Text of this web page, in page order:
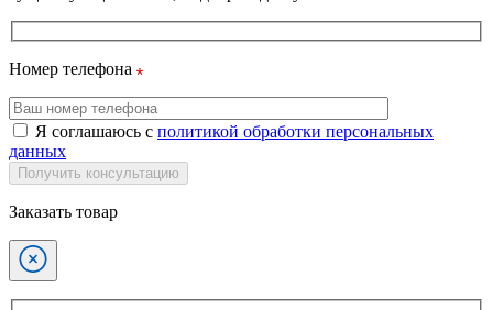
Номер телефона
Я соглашаюсь с политикой обработки персональных
данных
Получить консультацию
Заказать товар